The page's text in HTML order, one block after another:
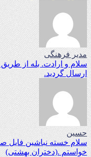
مدیر فرهنگی
سلام و ارادت. بله از
ارسال گردید.
حسین
سلام خسته نباشین فایل
خواستم .(دختران بهشتی)